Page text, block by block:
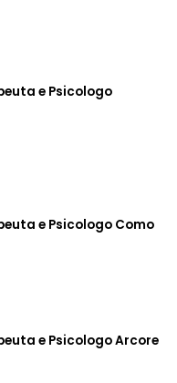
e Psicologo
e Psicologo Como
e Psicologo Arcore